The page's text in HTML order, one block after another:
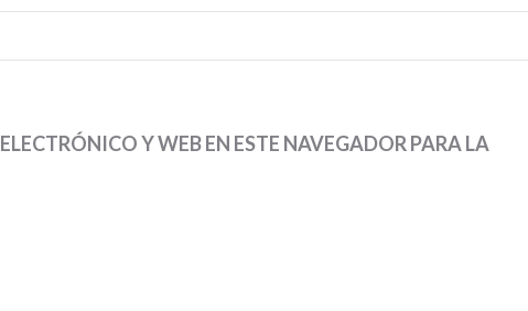
Y WEB EN ESTE NAVEGADOR PARA LA